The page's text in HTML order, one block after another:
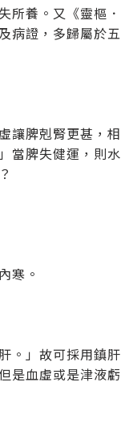
所養。又《靈樞
病證，多歸屬於
脾剋腎更甚，
脾失健運，則
寒。
。」故可採用鎮
血虛或是津液